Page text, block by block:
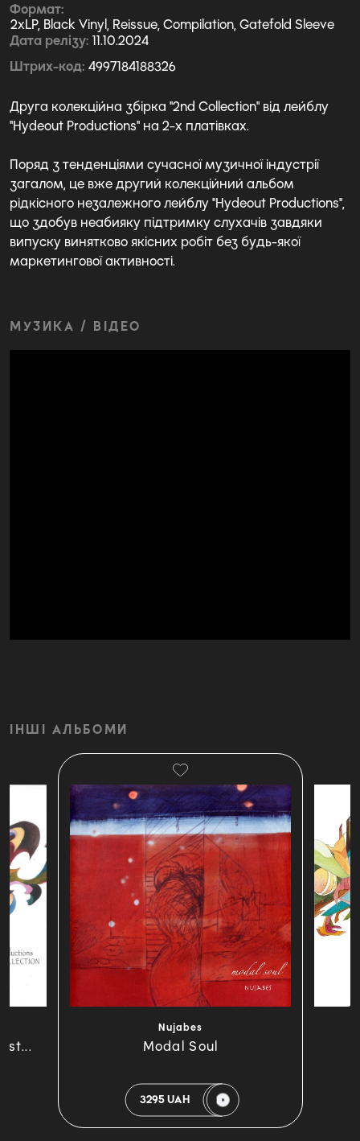
Формат
2xLP, Black Vinyl, Reissue, Compilation, Gatefold Sleeve
Дата релізу 11.10.2024
Штрих-код 4997184188326
Друга колекційна збірка ''2nd Collection'' від лейблу
''Hydeout Productions'' на 2-х платівках.
Поряд з тенденціями сучасної музичної індустрії
загалом, це вже другий колекційний альбом
рідкісного незалежного лейблу ''Hydeout Productions'',
що здобув неабияку підтримку слухачів завдяки
випуску винятково якісних робіт без будь-якої
маркетингової активності.
МУЗИКА / ВІДЕО
ІНШІ АЛЬБОМИ
Nujabes
Modal Soul
3295 UAH